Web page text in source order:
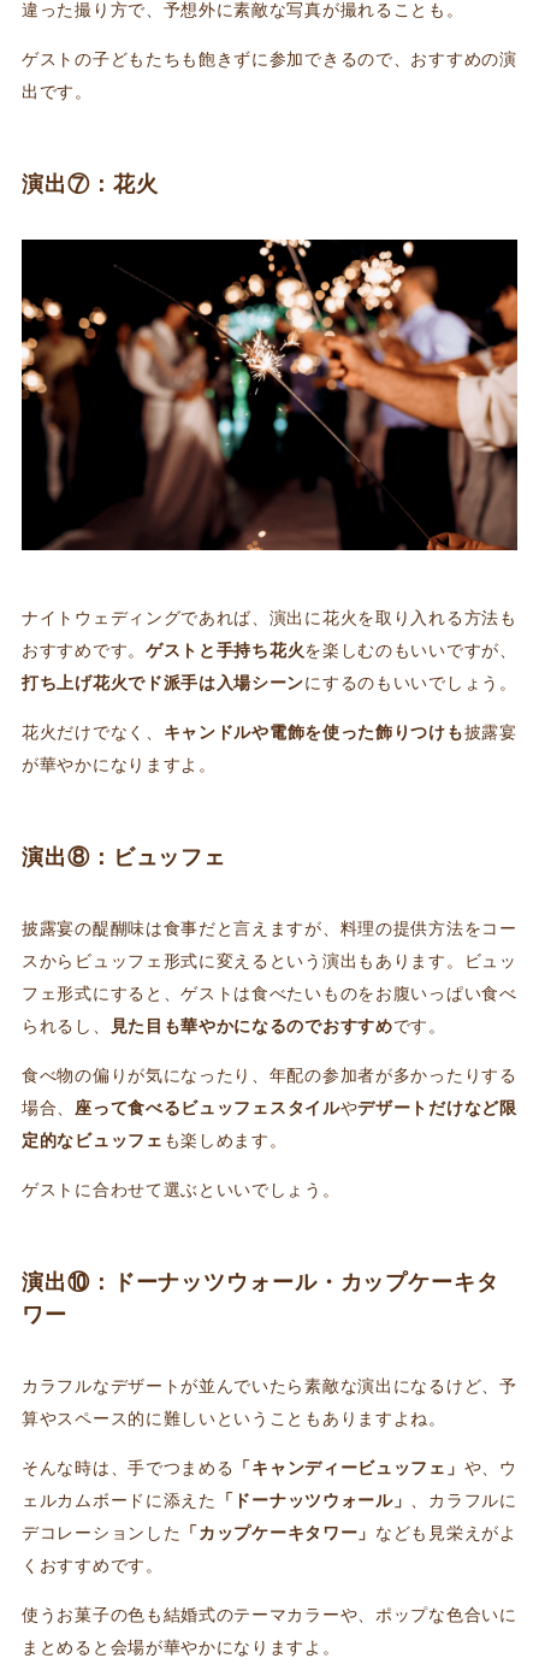
違った撮り方で、予想外に素敵な写真が撮れることも。
ゲストの子どもたちも飽きずに参加できるので、おすすめの演
出です。
演出⑦：花火
ナイトウェディングであれば、演出に花火を取り入れる方法も
おすすめです。 ゲストと手持ち花火を楽しむのもいいですが、
打ち上げ花火でド派手は入場シーンにするのもいいでしょう。
花火だけでなく、 キャンドルや電飾を使った飾りつけも披露宴
が華やかになりますよ。
演出⑧：ビュッフェ
披露宴の醍醐味は食事だと言えますが、料理の提供方法をコー
スからビュッフェ形式に変えるという演出もあります。ビュッ
フェ形式にすると、ゲストは食べたいものをお腹いっぱい食べ
られるし、
見た目も華やかになるのでおすすめです。
食べ物の偏りが気になったり、年配の参加者が多かったりする
場合、 座って食べるビュッフェスタイルやデザートだけなど限
定的なビュッフェ も楽しめます。
ゲストに合わせて選ぶといいでしょう。
演出⑩：ドーナッツウォール・カップケーキタ
ワー
カラフルなデザートが並んでいたら素敵な演出になるけど、予
算やスペース的に難しいということもありますよね。
そんな時は、手でつまめる 「キャンディービュッフェ」 や、ウ
ェルカムボードに添えた
「ドーナッツウォール」
、カラフルに
デコレーションした 「カップケーキタワー」 なども見栄えがよ
くおすすめです。
使うお菓子の色も結婚式のテーマカラーや、ポップな色合いに
まとめると会場が華やかになりますよ。